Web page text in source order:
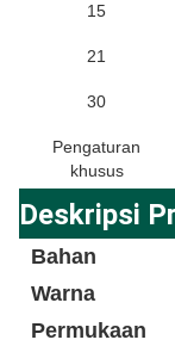
15
21
30
Pengaturan
khusus
Deskripsi
Bahan
Warna
Permukaan